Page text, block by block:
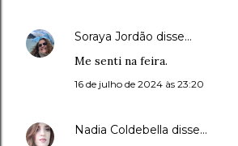
Soraya Jordão disse…
Me senti na feira.
16 de julho de 2024 às 23:20
Nadia Coldebella disse…